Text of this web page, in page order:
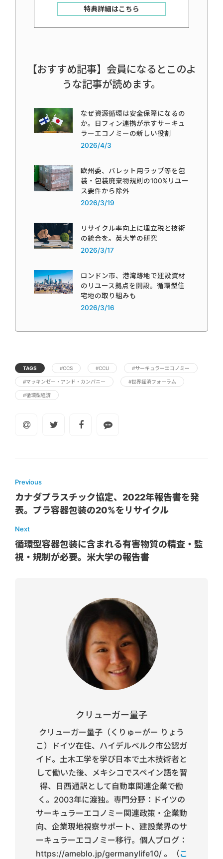
特典詳細はこちら
【おすすめ記事】会員になるとこのよ
うな記事が読めます。
なぜ資源循環は安全保障になるの
か。日フィン連携が示すサーキュ
ラーエコノミーの新しい役割
2026/4/3
欧州委、パレット用ラップ等を包
装・包装廃棄物規則の100%リユー
ス要件から除外
2026/3/19
リサイクル率向上に埋立税と技術
の統合を。英大学の研究
2026/3/17
ロンドン市、港湾跡地で建設資材
のリユース拠点を開設。循環型住
宅地の取り組みも
2026/3/16
TAGS #CCS #CCU #サーキュラーエコノミー
#マッキンゼー・アンド・カンパニー #世界経済フォーラム
#循環型経済
Previous
カナダプラスチック協定、2022年報告書を発
表。プラ容器包装の20%をリサイクル
Next
循環型容器包装に含まれる有害物質の精査・監
視・規制が必要。米大学の報告書
クリューガー量子
クリューガー量子（くりゅーがー りょう
こ）ドイツ在住、ハイデルベルク市公認ガ
イド。土木工学を学び日本で土木技術者と
して働いた後、メキシコでスペイン語を習
得、日西通訳として自動車関連企業で働
く。2003年に渡独。専門分野：ドイツの
サーキュラーエコノミー関連政策・企業動
向、企業現地視察サポート、建設業界のサ
ーキュラーエコノミー移行。個人ブログ：
https://ameblo.jp/germanylife10/ 。（こ